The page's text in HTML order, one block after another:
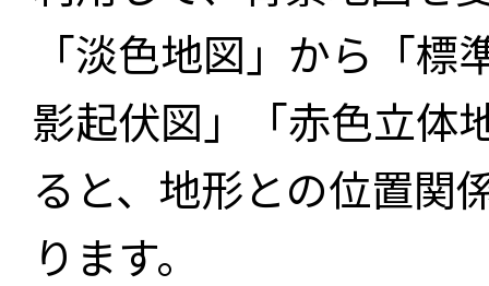
「淡色地図」から「
影起伏図」「赤色立体
ると、地形との位置関
ります。